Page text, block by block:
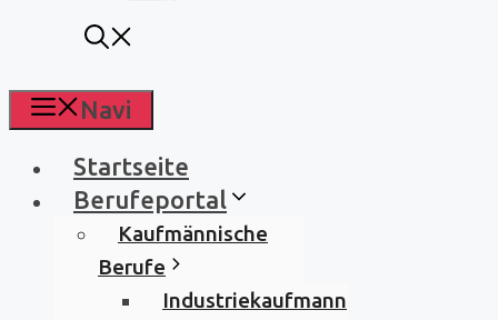
Navi
Startseite
Berufeportal
Kaufmännische
Berufe
Industriekaufmann